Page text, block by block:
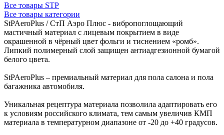
Все товары STP
Все товары категории
StPAeroPlus / СтП Аэро Плюс - вибропоглощающий
мастичный материал с лицевым покрытием в виде
окрашенной в чёрный цвет фольги и тиснением «ромб».
Липкий полимерный слой защищен антиадгезионной бумагой
белого цвета.
StPAeroPlus – премиальный материал для пола салона и пола
багажника автомобиля.
Уникальная рецептура материала позволила адаптировать его
к условиям российского климата, тем самым увеличив КМП
материала в температурном диапазоне от -20 до +40 градусов.